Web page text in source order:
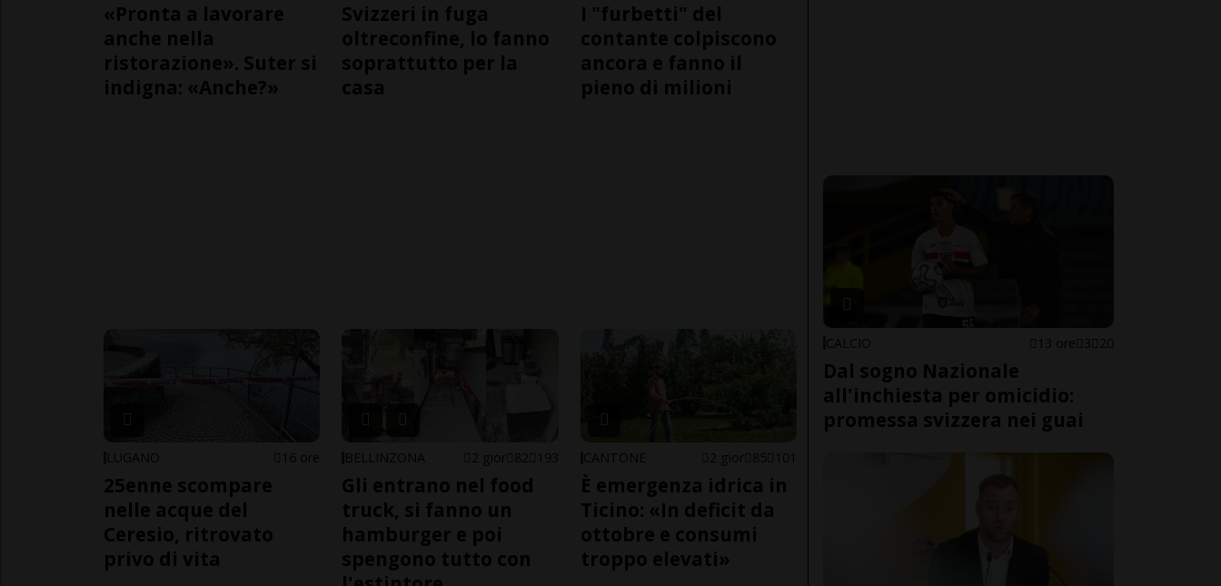
«Pronta a lavorare
anche nella
ristorazione». Suter si
indigna: «Anche?»
Svizzeri in fuga
oltreconfine, lo fanno
soprattutto per la
casa
I "furbetti" del
contante colpiscono
ancora e fanno il
pieno di milioni
LUGANO 16 ore
25enne scompare
nelle acque del
Ceresio, ritrovato
privo di vita
BELLINZONA 2 gior 82 193
Gli entrano nel food
truck, si fanno un
hamburger e poi
spengono tutto con
CANTONE 2 gior 85 101
È emergenza idrica in
Ticino: «In deficit da
ottobre e consumi
troppo elevati»
CALCIO 13 ore 3 20
Dal sogno Nazionale
all'inchiesta per omicidio:
promessa svizzera nei guai